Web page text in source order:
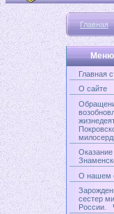
Главная
Меню
Главная
О сайте
О нашем
сестер
России.